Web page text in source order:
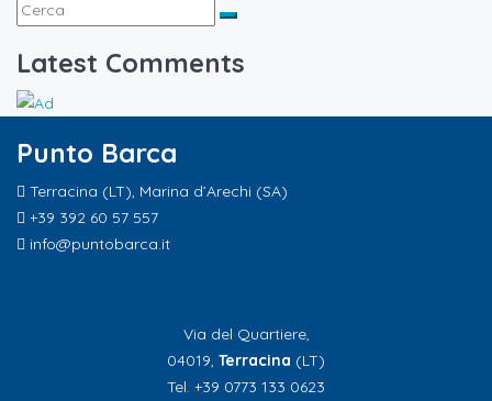
Latest Comments
Punto Barca
Terracina (LT), Marina d’Arechi (SA)
+39 392 60 57 557
info@puntobarca.it
Via del Quartiere,
04019, Terracina (LT)
Tel. +39 0773 133 0623